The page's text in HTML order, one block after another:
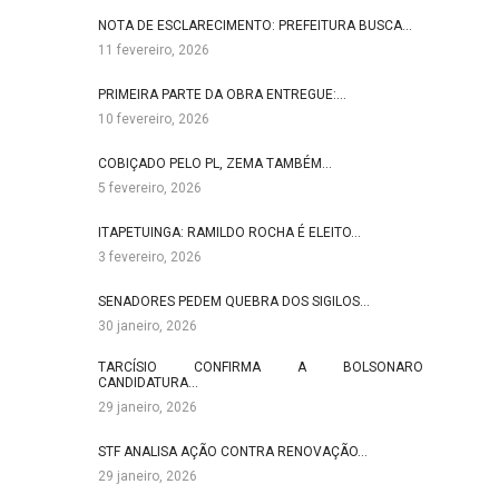
NOTA DE ESCLARECIMENTO: PREFEITURA BUSCA…
11 fevereiro, 2026
PRIMEIRA PARTE DA OBRA ENTREGUE:…
10 fevereiro, 2026
COBIÇADO PELO PL, ZEMA TAMBÉM…
5 fevereiro, 2026
ITAPETUINGA: RAMILDO ROCHA É ELEITO…
3 fevereiro, 2026
SENADORES PEDEM QUEBRA DOS SIGILOS…
30 janeiro, 2026
TARCÍSIO CONFIRMA A BOLSONARO
CANDIDATURA…
29 janeiro, 2026
STF ANALISA AÇÃO CONTRA RENOVAÇÃO…
29 janeiro, 2026